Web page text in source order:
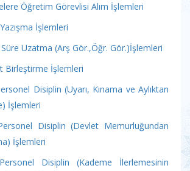
Öğretim Görevlisi Alım İşlemleri
İşlemleri
Uzatma (Arş Gör.,Öğr. Gör.)İşlemleri
Birleştirme İşlemleri
Disiplin (Uyarı, Kınama ve Aylıktan
İşlemleri
Disiplin (Devlet Memurluğundan
İşlemleri
Disiplin (Kademe İlerlemesinin